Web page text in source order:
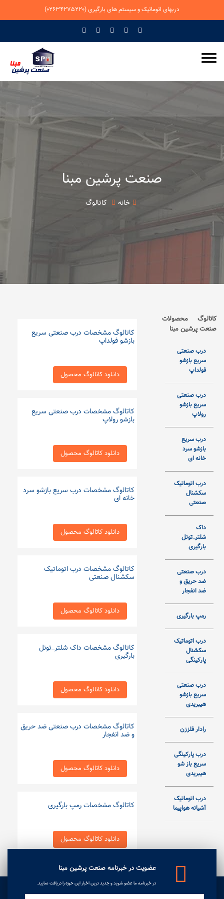
دربهای اتوماتیک و سیستم های بارگیری(02634275220)
صنعت پرشین مبنا
خانه کاتالوگ
کاتالوگ محصولات
صنعت پرشین مبنا
درب صنعتی
سریع بازشو
فولداپ
درب صنعتی
سریع بازشو
رولاپ
درب سریع
بازشو سرد
خانه ای
درب اتوماتیک
سکشنال
صنعتی
داک
شلتر_تونل
بارگیری
درب صنعتی
ضد حریق و
ضد انفجار
رمپ بارگیری
درب اتوماتیک
سکشنال
پارکینگی
درب صنعتی
سریع بازشو
هیبریدی
رادار فلززن
درب پارکینگی
سریع باز شو
هیبریدی
درب اتوماتیک
آشیانه هواپیما
کاتالوگ مشخصات درب صنعتی سریع
بازشو فولداپ
دانلود کاتالوگ محصول
کاتالوگ مشخصات درب صنعتی سریع
بازشو رولاپ
دانلود کاتالوگ محصول
کاتالوگ مشخصات درب سریع بازشو سرد
خانه ای
دانلود کاتالوگ محصول
کاتالوگ مشخصات درب اتوماتیک
سکشنال صنعتی
دانلود کاتالوگ محصول
کاتالوگ مشخصات داک شلتر_تونل
بارگیری
دانلود کاتالوگ محصول
کاتالوگ مشخصات درب صنعتی ضد حریق
و ضد انفجار
دانلود کاتالوگ محصول
کاتالوگ مشخصات رمپ بارگیری
دانلود کاتالوگ محصول
سکشنال پارکینگی
عضویت در خبرنامه صنعت پرشین مبنا
در خبرنامه ما عضو شوید و جدید ترین اخبار این حوزه را دریافت نمایید.